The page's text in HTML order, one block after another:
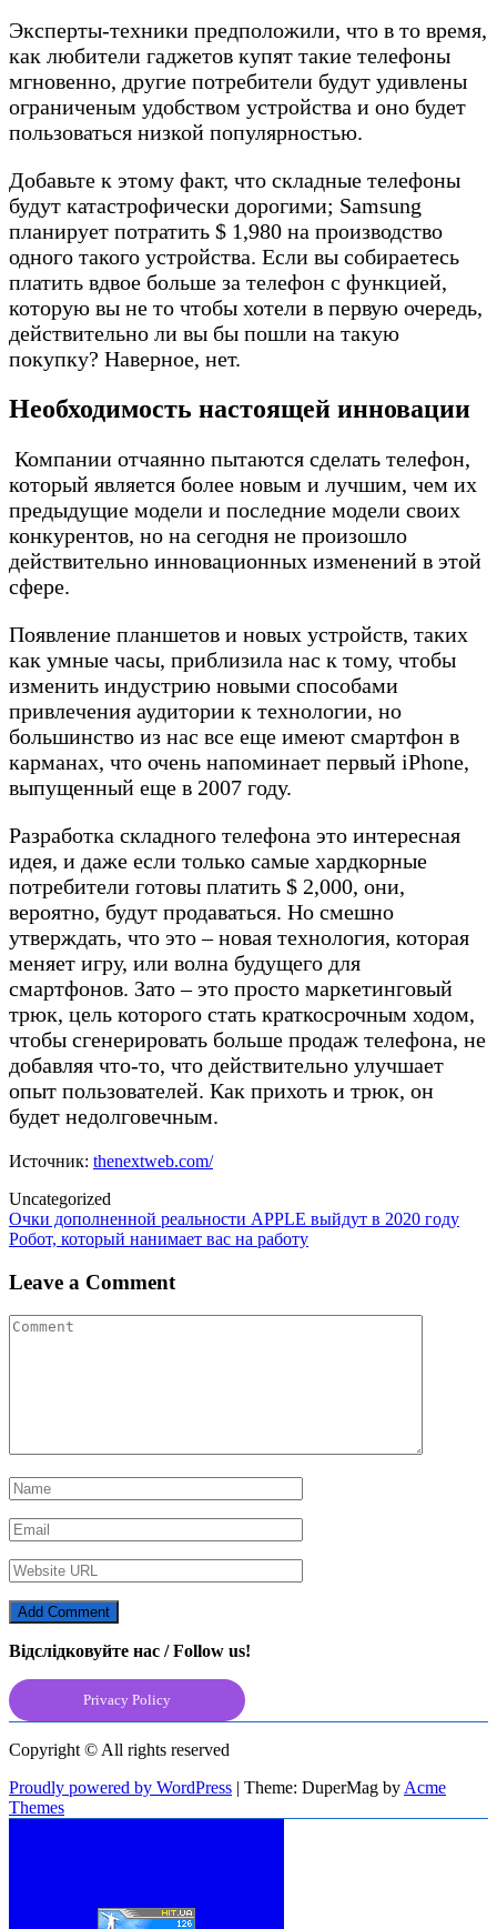
Эксперты-техники предположили, что в то время,
как любители гаджетов купят такие телефоны
мгновенно, другие потребители будут удивлены
ограниченым удобством устройства и оно будет
пользоваться низкой популярностью.
Добавьте к этому факт, что складные телефоны
будут катастрофически дорогими; Samsung
планирует потратить $ 1,980 на производство
одного такого устройства. Если вы собираетесь
платить вдвое больше за телефон с функцией,
которую вы не то чтобы хотели в первую очередь,
действительно ли вы бы пошли на такую
покупку? Наверное, нет.
Необходимость настоящей инновации
Компании отчаянно пытаются сделать телефон,
который является более новым и лучшим, чем их
предыдущие модели и последние модели своих
конкурентов, но на сегодня не произошло
действительно инновационных изменений в этой
сфере.
Появление планшетов и новых устройств, таких
как умные часы, приблизила нас к тому, чтобы
изменить индустрию новыми способами
привлечения аудитории к технологии, но
большинство из нас все еще имеют смартфон в
карманах, что очень напоминает первый iPhone,
выпущенный еще в 2007 году.
Разработка складного телефона это интересная
идея, и даже если только самые хардкорные
потребители готовы платить $ 2,000, они,
вероятно, будут продаваться. Но смешно
утверждать, что это – новая технология, которая
меняет игру, или волна будущего для
смартфонов. Зато – это просто маркетинговый
трюк, цель которого стать краткосрочным ходом,
чтобы сгенерировать больше продаж телефона, не
добавляя что-то, что действительно улучшает
опыт пользователей. Как прихоть и трюк, он
будет недолговечным.
Источник: thenextweb.com/
Uncategorized
Post
navigation
Очки дополненной реальности APPLE выйдут в 2020 году
Робот, который нанимает вас на работу
Leave a Comment
Відслідковуйте нас / Follow us!
Privacy Policy
Copyright © All rights reserved
Proudly powered by WordPress | Theme: DuperMag by Acme
Themes